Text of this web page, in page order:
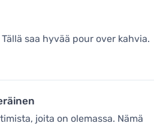
saa hyvää pour over kahvia.
joita on olemassa. Nämä